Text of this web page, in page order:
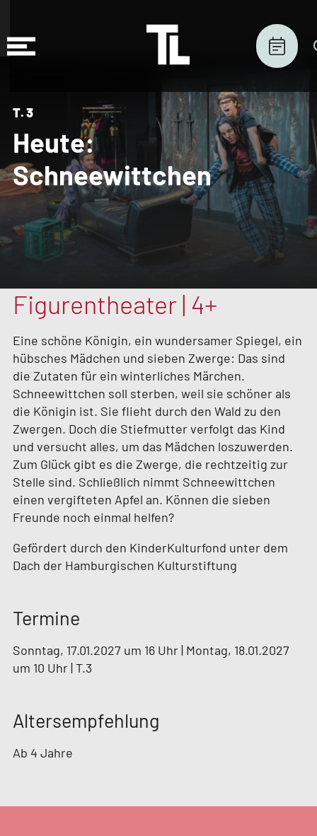
T.3
Heute:
Schneewittchen
Figurentheater | 4+
Eine schöne Königin, ein wundersamer Spiegel, ein
hübsches Mädchen und sieben Zwerge: Das sind
die Zutaten für ein winterliches Märchen.
Schneewittchen soll sterben, weil sie schöner als
die Königin ist. Sie flieht durch den Wald zu den
Zwergen. Doch die Stiefmutter verfolgt das Kind
und versucht alles, um das Mädchen loszuwerden.
Zum Glück gibt es die Zwerge, die rechtzeitig zur
Stelle sind. Schließlich nimmt Schneewittchen
einen vergifteten Apfel an. Können die sieben
Freunde noch einmal helfen?
Gefördert durch den KinderKulturfond unter dem
Dach der Hamburgischen Kulturstiftung
Termine
Sonntag, 17.01.2027 um 16 Uhr | Montag, 18.01.2027
um 10 Uhr | T.3
Altersempfehlung
Ab 4 Jahre